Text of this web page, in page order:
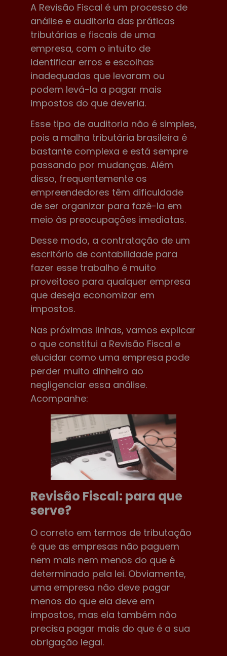
A Revisão Fiscal é um processo de
análise e auditoria das práticas
tributárias e fiscais de uma
empresa, com o intuito de
identificar erros e escolhas
inadequadas que levaram ou
podem levá-la a pagar mais
impostos do que deveria.
Esse tipo de auditoria não é simples,
pois a malha tributária brasileira é
bastante complexa e está sempre
passando por mudanças. Além
disso, frequentemente os
empreendedores têm dificuldade
de ser organizar para fazê-la em
meio às preocupações imediatas.
Desse modo, a contratação de um
escritório de contabilidade para
fazer esse trabalho é muito
proveitoso para qualquer empresa
que deseja economizar em
impostos.
Nas próximas linhas, vamos explicar
o que constitui a Revisão Fiscal e
elucidar como uma empresa pode
perder muito dinheiro ao
negligenciar essa análise.
Acompanhe:
Revisão Fiscal: para que
serve?
O correto em termos de tributação
é que as empresas não paguem
nem mais nem menos do que é
determinado pela lei. Obviamente,
uma empresa não deve pagar
menos do que ela deve em
impostos, mas ela também não
precisa pagar mais do que é a sua
obrigação legal.